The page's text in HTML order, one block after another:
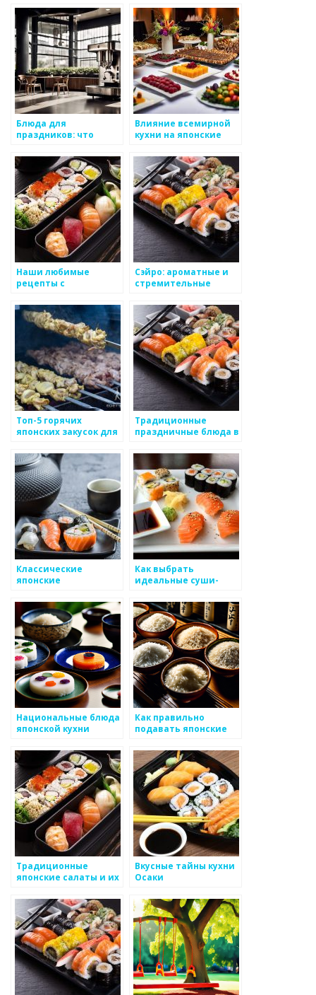
Блюда для
праздников: что
столе
Влияние всемирной
кухни на японские
Наши любимые
рецепты с
каждый день
Сэйро: ароматные и
стремительные
Топ-5 горячих
японских закусок для
Традиционные
праздничные блюда в
Классические
японские
блюда
Как выбрать
идеальные суши-
Национальные блюда
японской кухни
Как правильно
подавать японские
Традиционные
японские салаты и их
Вкусные тайны кухни
Осаки